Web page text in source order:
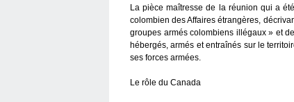
La pièce maîtresse de la réunion qui a
colombien des Affaires étrangères,
groupes armés colombiens illégaux » et
hébergés, armés et entraînés sur le
ses forces armées.
Le rôle du Canada